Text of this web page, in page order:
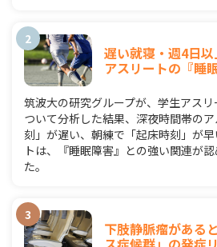
遅い就寝・週4日
アスリートの『睡
筑波大の研究グループが、学生アス
ついて分析した結果、深夜時間帯の
刻」が遅い、朝練で「起床時刻」が
トは、『睡眠障害』との強い関連が
た。
下肢静脈瘤がある